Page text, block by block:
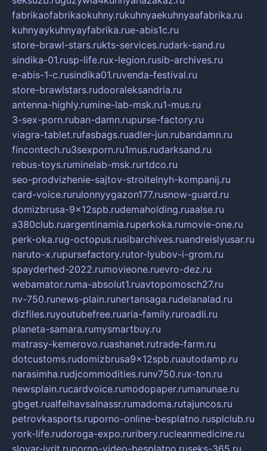
fabrikaofabrikaokuhny.rukuhnyaekuhnyaafabrika.ru
kuhnyaykuhnyayfabrika.rue-abis1c.ru
store-brawl-stars.rukts-services.rudark-sand.ru
sindika-01.rusp-life.rux-legion.rusib-archives.ru
e-abis-1-c.rusindika01.ruvenda-festival.ru
store-brawlstars.rudooraleksandria.ru
antenna-highly.rumine-lab-msk.ru1-mus.ru
3-sex-porn.ruban-damn.rupurse-factory.ru
viagra-tablet.rufasbags.ruadler-jun.rubandamn.ru
fincontech.ru3sexporn.ru1mus.rudarksand.ru
rebus-toys.ruminelab-msk.rurtdco.ru
seo-prodvizhenie-sajtov-stroitelnyh-kompanij.ru
card-voice.rurulonnyygazon177.rusnow-guard.ru
domizbrusa-9x12spb.rudemaholding.ruaalse.ru
a380club.ruargentinamia.ruperkoka.rumovie-one.ru
perk-oka.rug-octopus.rusibarchives.ruandreislyusar.ru
naruto-x.rupursefactory.rutor-lyubov-i-grom.ru
spayderhed-2022.rumovieone.ruevro-dez.ru
webamator.ruma-absolut1.ruavtopomosch27.ru
nv-750.runews-plain.runertansaga.rudelanalad.ru
dizfiles.ruyoutubefree.ruaria-family.ruroadli.ru
planeta-samara.rumysmartbuy.ru
matrasy-kemerovo.ruashanet.rutrade-farm.ru
dotcustoms.rudomizbrusa9x12spb.ruautodamp.ru
narasimha.rudjcommodities.runv750.rux-ton.ru
newsplain.rucardvoice.rumodopaper.rumanunae.ru
gbget.rualfeihavsalnassr.rumadoma.rutajuncos.ru
petrovkasports.ruporno-online-besplatno.rusplclub.ru
york-life.rudoroga-expo.ruribery.rucleanmedicine.ru